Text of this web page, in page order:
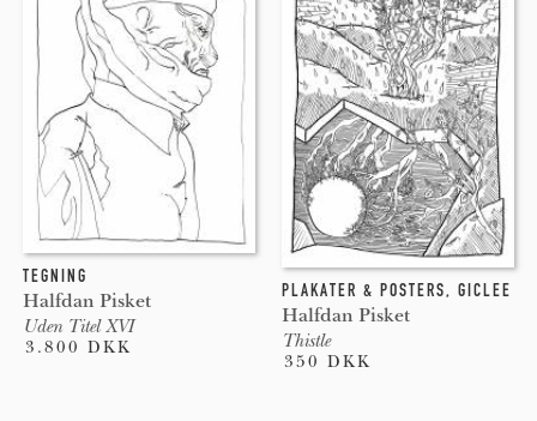
PLAKATER & POSTERS, GICLEE
Halfdan Pisket
Thistle
350 DKK
TEGNING
Halfdan Pisket
Uden Titel XVI
3.800 DKK